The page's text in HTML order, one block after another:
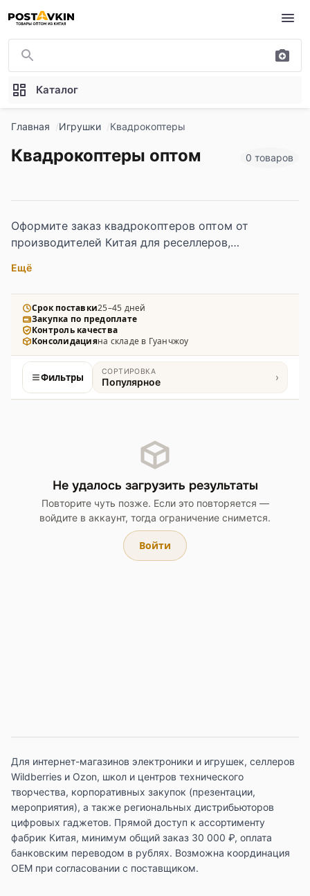
Перейти к основному содержимому
Каталог
Главная Игрушки Квадрокоптеры
Квадрокоптеры оптом 0 товаров
Оформите заказ квадрокоптеров оптом от
производителей Китая для реселлеров,
каталоге — модели с камерой, FPV-системами,
стабилизацией, режимами полёта и различным
уровнем сложности: от детских до
профессиональных.
Ещё
Срок поставки25–45 дней
Закупка по предоплате
Контроль качества
Консолидацияна складе в Гуанчжоу
Фильтры СОРТИРОВКА
Популярное ›
Не удалось загрузить результаты
Повторите чуть позже. Если это повторяется —
войдите в аккаунт, тогда ограничение снимется.
Войти
Для интернет-магазинов электроники и игрушек, селлеров
Wildberries и Ozon, школ и центров технического
творчества, корпоративных закупок (презентации,
мероприятия), а также региональных дистрибьюторов
цифровых гаджетов. Прямой доступ к ассортименту
фабрик Китая, минимум общий заказ 30 000 ₽, оплата
банковским переводом в рублях. Возможна координация
OEM при согласовании с поставщиком.